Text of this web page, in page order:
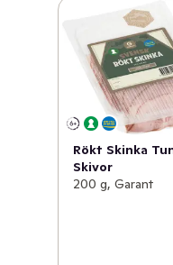
Rökt Skinka
Skivor
200 g, Garant